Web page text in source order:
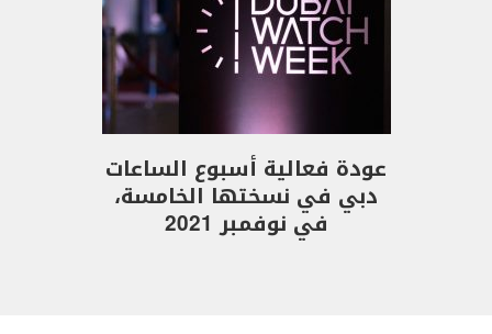
عودة فعالية أسبوع الساعات
دبي في نسختها الخامسة،
في نوفمبر 2021